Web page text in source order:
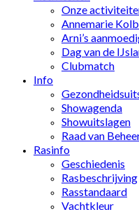
Onze
Annemarie
Arni’s
Dag van de
Clubmatch
Info
Showagenda
Showuitslagen
Raad van
Rasinfo
Geschiedenis
Rasbeschrijving
Rasstandaard
Vachtkleur